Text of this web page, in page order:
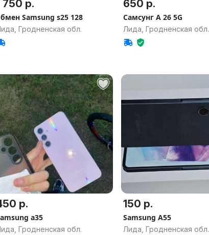
750 р.
Samsung s25 128
Гродненская обл.
650 р.
Самсунг А 26 5G
Лида, Гродненская обл.
р.
a35
Гродненская обл.
150 р.
Samsung A55
Лида, Гродненская обл.